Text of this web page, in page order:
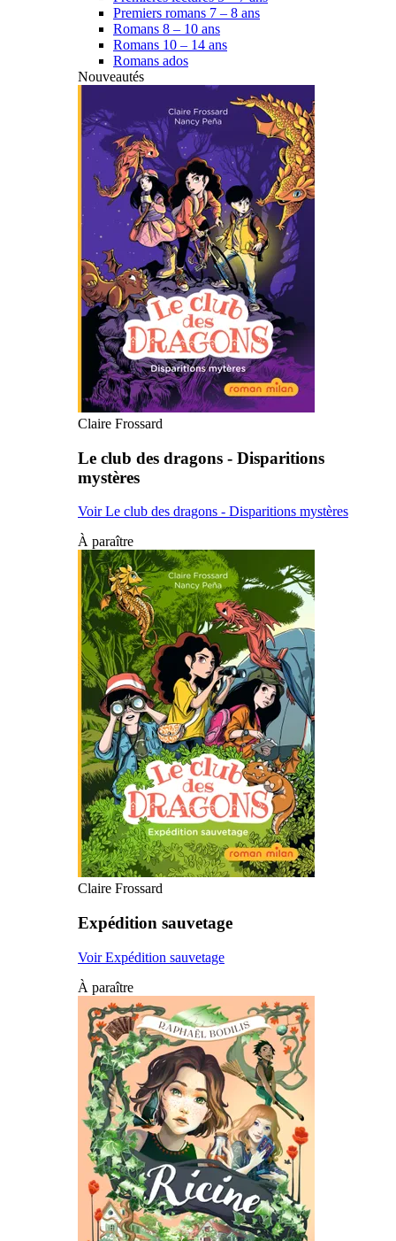
Premiers romans 7 – 8 ans
Romans 8 – 10 ans
Romans 10 – 14 ans
Romans ados
Nouveautés
Claire Frossard
Le club des dragons - Disparitions
mystères
Voir Le club des dragons - Disparitions mystères
À paraître
Claire Frossard
Expédition sauvetage
Voir Expédition sauvetage
À paraître